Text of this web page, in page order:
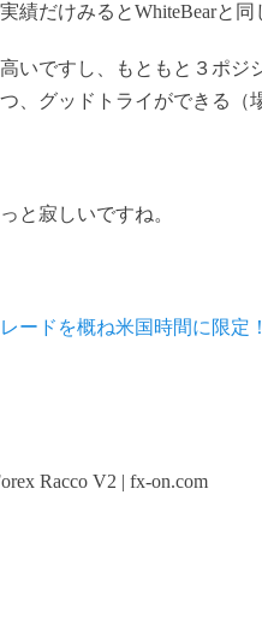
績だけみるとWhiteBearと
いですし、もともと３ポジ
、グッドトライができる（
と寂しいですね。
ードを概ね米国時間に限定！